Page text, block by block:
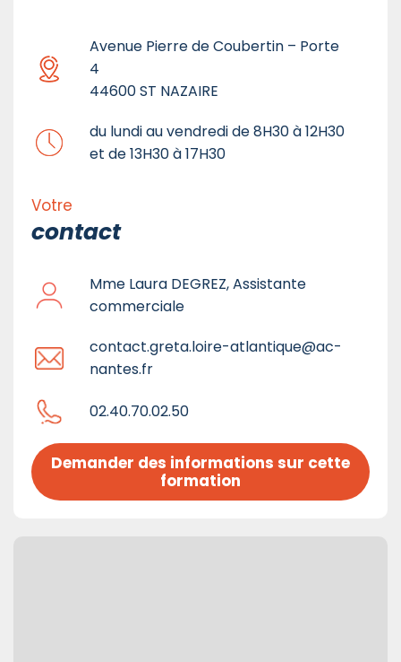
Avenue Pierre de Coubertin – Porte
4
44600 ST NAZAIRE
du lundi au vendredi de 8H30 à 12H30
et de 13H30 à 17H30
Votre
contact
Mme Laura DEGREZ, Assistante
commerciale
contact.greta.loire-atlantique@ac-
nantes.fr
02.40.70.02.50
Demander des informations sur cette
formation